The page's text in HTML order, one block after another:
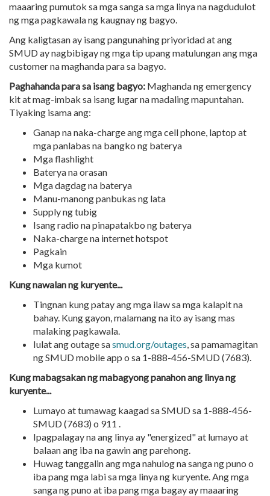
maaaring pumutok sa mga sanga sa mga linya na nagdudulot
ng mga pagkawala ng kaugnay ng bagyo.
Ang kaligtasan ay isang pangunahing priyoridad at ang
SMUD ay nagbibigay ng mga tip upang matulungan ang mga
customer na maghanda para sa bagyo.
Paghahanda para sa isang bagyo: Maghanda ng emergency
kit at mag-imbak sa isang lugar na madaling mapuntahan.
Tiyaking isama ang:
Ganap na naka-charge ang mga cell phone, laptop at
mga panlabas na bangko ng baterya
Mga flashlight
Baterya na orasan
Mga dagdag na baterya
Manu-manong panbukas ng lata
Supply ng tubig
Isang radio na pinapatakbo ng baterya
Naka-charge na internet hotspot
Pagkain
Mga kumot
Kung nawalan ng kuryente...
Tingnan kung patay ang mga ilaw sa mga kalapit na
bahay. Kung gayon, malamang na ito ay isang mas
malaking pagkawala.
Iulat ang outage sasmud.org/outages, sa pamamagitan
ng SMUD mobile app o sa 1-888-456-SMUD (7683).
Kung mabagsakan ng mabagyong panahon ang linya ng
kuryente...
Lumayo at tumawag kaagad sa SMUD sa 1-888-456-
SMUD (7683) o 911 .
Ipagpalagay na ang linya ay "energized" at lumayo at
balaan ang iba na gawin ang parehong.
Huwag tanggalin ang mga nahulog na sanga ng puno o
iba pang mga labi sa mga linya ng kuryente. Ang mga
sanga ng puno at iba pang mga bagay ay maaaring